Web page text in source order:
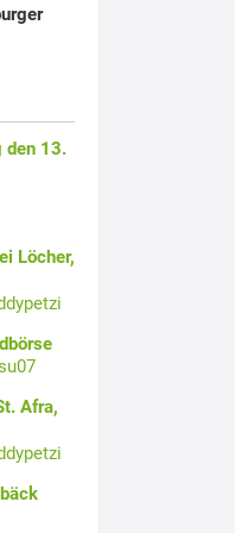
den 13.
Löcher,
Afra,